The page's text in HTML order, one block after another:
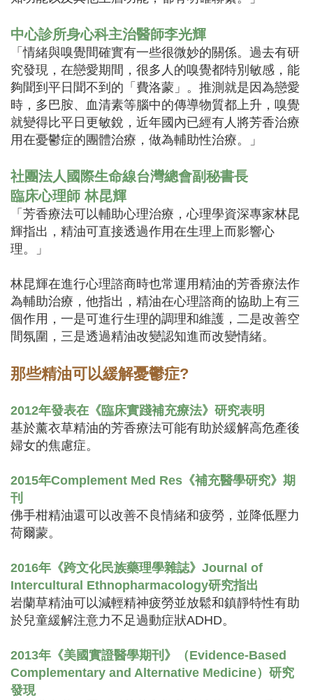
中心診所身心科主治醫師李光輝
「情緒與嗅覺間確實有一些很微妙的關係。過去有研
究發現，在戀愛期間，很多人的嗅覺都特別敏感，能
夠聞到平日聞不到的「費洛蒙」。推測就是因為戀愛
時，多巴胺、血清素等腦中的傳導物質都上升，嗅覺
就變得比平日更敏銳，近年國內已經有人將芳香治療
用在憂鬱症的團體治療，做為輔助性治療。」
社團法人國際生命線台灣總會副秘書長
臨床心理師 林昆輝
「芳香療法可以輔助心理治療，心理學資深專家林昆
輝指出，精油可直接透過作用在生理上而影響心
理。」
林昆輝在進行心理諮商時也常運用精油的芳香療法作
為輔助治療，他指出，精油在心理諮商的協助上有三
個作用，一是可進行生理的調理和維護，二是改善空
間氛圍，三是透過精油改變認知進而改變情緒。
那些精油可以緩解憂鬱症?
2012年發表在《臨床實踐補充療法》研究表明
基於薰衣草精油的芳香療法可能有助於緩解高危產後
婦女的焦慮症。
2015年Complement Med Res《補充醫學研究》期
刊
佛手柑精油還可以改善不良情緒和疲勞，並降低壓力
荷爾蒙。
2016年《跨文化民族藥理學雜誌》Journal of
Intercultural Ethnopharmacology研究指出
岩蘭草精油可以減輕精神疲勞並放鬆和鎮靜特性有助
於兒童緩解注意力不足過動症狀ADHD。
2013年《美國實證醫學期刊》（Evidence-Based
Complementary and Alternative Medicine）研究
發現